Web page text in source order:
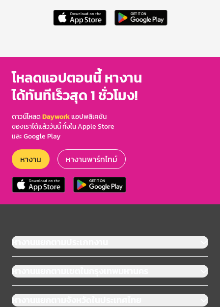
โหลดแอปตอนนี้ หางาน
ได้ทันทีเร็วสุด 1 ชั่วโมง!
ดาวน์โหลดDayworkแอปพลิเคชัน
ของเราได้แล้ววันนี้ ทั้งใน Apple Store
และ Google Play
หางาน หางานพาร์ทไทม์
หางานแยกตามประเภทงาน
หางานแยกตามเขตในกรุงเทพมหานคร
หางานแยกตามจังหวัดในประเทศไทย